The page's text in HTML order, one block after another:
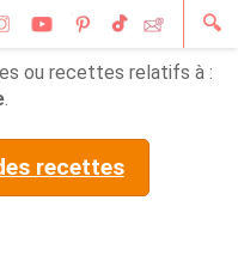
🔍
ou recettes relatifs à :
recettes